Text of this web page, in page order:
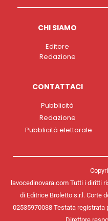
CHI SIAMO
Editore
Redazione
CONTATTACI
Pubblicità
Redazione
Pubblicità elettorale
lavocedinovara.com Tutti i diritti
di Editrice Broletto s.r.l. Corte
02535970038 Testata registrata